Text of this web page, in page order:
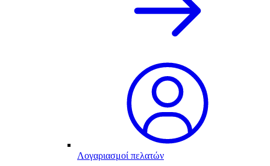
Λογαριασμοί πελατών